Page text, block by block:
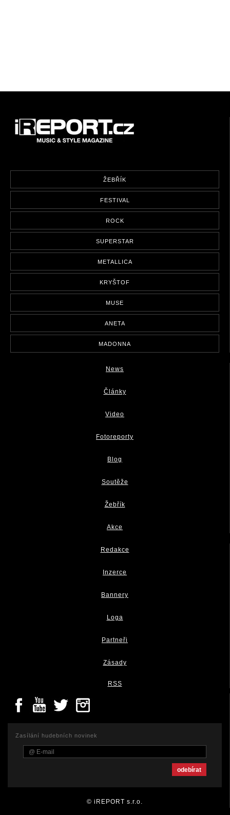
ŽEBŘÍK
FESTIVAL
ROCK
SUPERSTAR
METALLICA
KRYŠTOF
MUSE
ANETA
MADONNA
News
Články
Video
Fotoreporty
Blog
Soutěže
Žebřík
Akce
Redakce
Inzerce
Bannery
Loga
Partneři
Zásady
RSS
Zasílání hudebních novinek
© iREPORT s.r.o.